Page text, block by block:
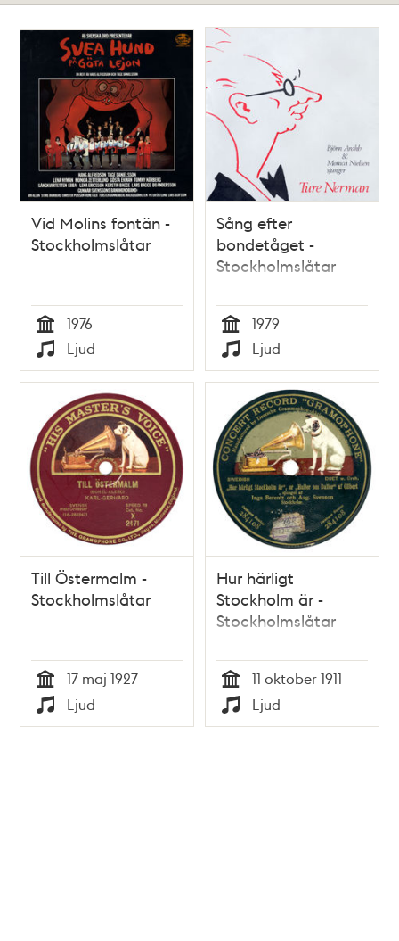
Vid Molins fontän -
Stockholmslåtar
Tid
1976
Typ
Ljud
Sång efter
bondetåget -
Stockholmslåtar
Tid
1979
Typ
Ljud
Till Östermalm -
Stockholmslåtar
Tid
17 maj 1927
Typ
Ljud
Hur härligt
Stockholm är -
Stockholmslåtar
Tid
11 oktober 1911
Typ
Ljud